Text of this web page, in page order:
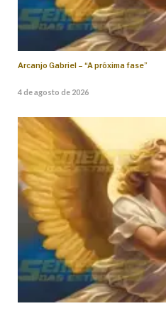
Arcanjo Gabriel – “A próxima fase”
4 de agosto de 2026